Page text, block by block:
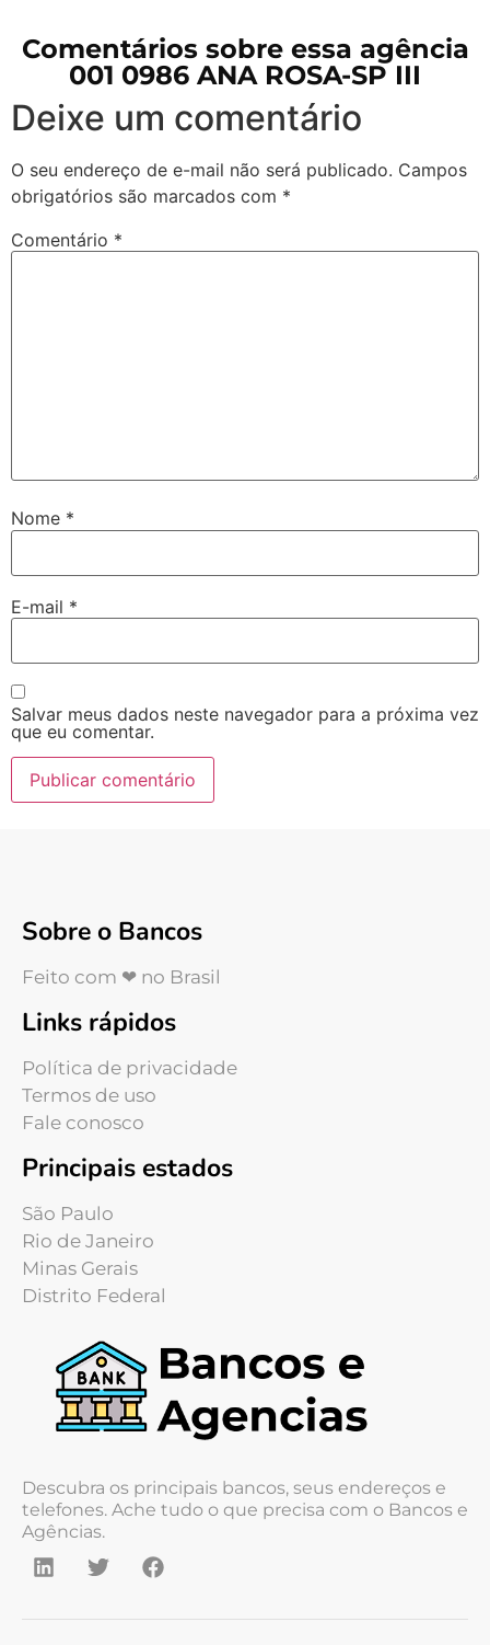
Comentários sobre essa agência
001 0986 ANA ROSA-SP III
Deixe um comentário
O seu endereço de e-mail não será publicado. Campos
obrigatórios são marcados com *
Comentário *
Nome *
E-mail *
Salvar meus dados neste navegador para a próxima vez
que eu comentar.
Sobre o Bancos
Feito com ❤ no Brasil
Links rápidos
Política de privacidade
Termos de uso
Fale conosco
Principais estados
São Paulo
Rio de Janeiro
Minas Gerais
Distrito Federal
Descubra os principais bancos, seus endereços e
telefones. Ache tudo o que precisa com o Bancos e
Agências.